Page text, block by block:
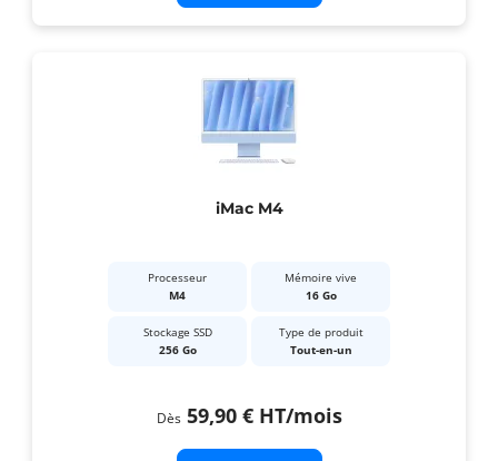
iMac M4
Processeur
M4
Mémoire vive
16 Go
Stockage SSD
256 Go
Type de produit
Tout-en-un
Dès 59,90 € HT/mois